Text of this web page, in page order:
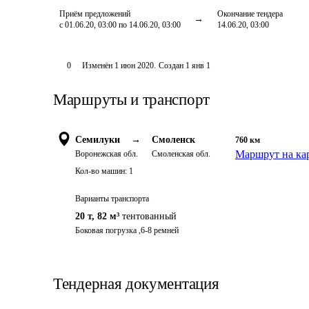
Приём предложений
с 01.06.20, 03:00 по 14.06.20, 03:00
Окончание тендера
14.06.20, 03:00
0 Изменён 1 июн 2020. Создан 1 янв 1
Маршруты и транспорт
Семилуки →
Воронежская обл.
Смоленск
Смоленская обл.
760 км
Маршрут на
Кол-во машин: 1
Варианты транспорта
20 т, 82 м³ тентованный
Боковая погрузка ,6-8 ремней
Тендерная документация